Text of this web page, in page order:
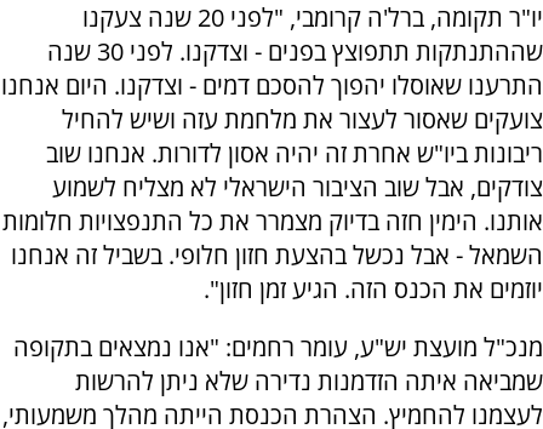
יו"ר תקומה, ברל'ה קרומבי, "לפני 20 שנה צעקנו
שההתנתקות תתפוצץ בפנים - וצדקנו. לפני 30 שנה
התרענו שאוסלו יהפוך להסכם דמים - וצדקנו. היום אנחנו
צועקים שאסור לעצור את מלחמת עזה ושיש להחיל
ריבונות ביו"ש אחרת זה יהיה אסון לדורות. אנחנו שוב
צודקים, אבל שוב הציבור הישראלי לא מצליח לשמוע
אותנו. הימין חזה בדיוק מצמרר את כל התנפצויות חלומות
השמאל - אבל נכשל בהצעת חזון חלופי. בשביל זה אנחנו
יוזמים את הכנס הזה. הגיע זמן חזון".
מנכ"ל מועצת יש"ע, עומר רחמים: "אנו נמצאים בתקופה
שמביאה איתה הזדמנות נדירה שלא ניתן להרשות
לעצמנו להחמיץ. הצהרת הכנסת הייתה מהלך משמעותי,